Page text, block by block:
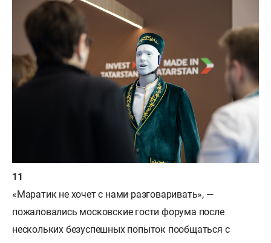
«Маратик не хочет с нами разговаривать», —
пожаловались московские гости форума после
нескольких безуспешных попыток пообщаться с